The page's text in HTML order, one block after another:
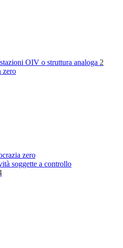
OIV o struttura analoga 2
zero
zero
soggette a controllo